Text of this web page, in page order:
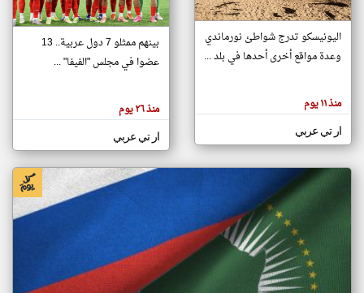
تغيير الدولة
اخبار جزر القمر على مدار الساعة
أهم اخبار جزر القمر العاجلة والمباشرة
هنا عن
وجهة
كاتبيها.
اليونيسكو تدرج شواطئ نورماندي
وعدة مواقع أخرى أحدها في بلد ...
منذ ١١ يوم
ار تي عربي
بينهم ممثلو 7 دول عربية.. 13
عضوا في مجلس "الفيفا" ...
منذ ٢٦ يوم
ار تي عربي
klyoum.com